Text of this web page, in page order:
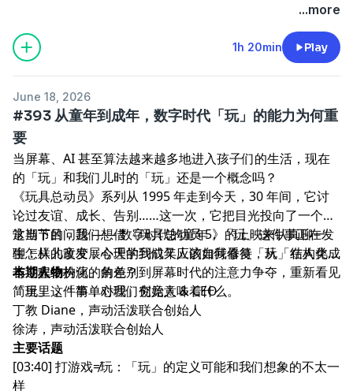
...more
1h 20min Play
June 18, 2026
#393 从童年到成年，数字时代「玩」的能力为何重
要
当屏幕、AI 甚至算法越来越多地进入孩子们的生活，现在
的「玩」和我们儿时的「玩」还是一个概念吗？
《玩具总动员》系列从 1995 年走到今天，30 年间，它讨
论过友谊、成长、告别……这一次，它把目光投向了一个非
常当下的问题 —— 数字时代的童年，「玩」这件事正在发
生怎样的改变，今天的我们又应该如何看待「玩」在人类成
长过程中扮演的角色？
这期节目，我们想借《玩具总动员 5》的上映来认真聊一
聊：从儿童发展心理学到成年人的自我修复，从「结构化」
与「非结构化」的差别到屏幕时代的注意力争夺，重新看见
「玩」这件事，对我们究竟意味着什么。
本期人物
简里里，「简单心理」创始人 & CEO
丁教 Diane，声动活泼联合创始人
徐涛，声动活泼联合创始人
主要话题
[03:40] 打游戏≠玩：「玩」的定义可能和我们想象的不太一
样